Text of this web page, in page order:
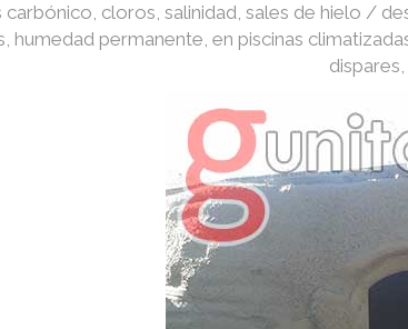
carbónico, cloros, salinidad, sales de hielo /
humedad permanente, en piscinas